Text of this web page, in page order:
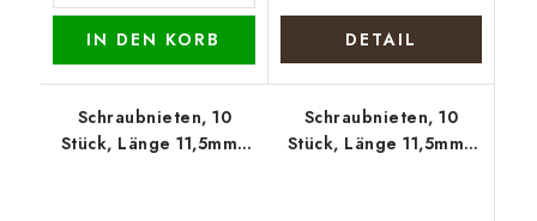
IN DEN KORB DETAIL
Schraubnieten, 10
Stück, Länge 11,5mm -
Schraubnieten, 10
Stück, Länge 11,5mm -